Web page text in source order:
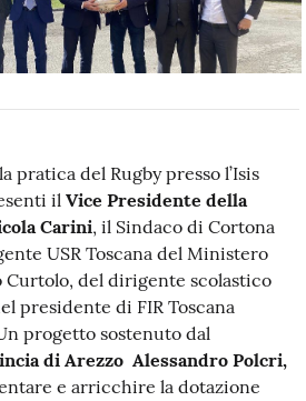
pratica del Rugby presso l’Isis
il Vice Presidente della
Carini, il Sindaco di Cortona
USR Toscana del Ministero
Curtolo, del dirigente scolastico
presidente di FIR Toscana
progetto sostenuto dal
di Arezzo Alessandro Polcri,
e arricchire la dotazione